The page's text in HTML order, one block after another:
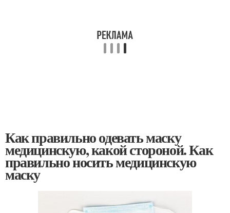
Как правильно одевать маску
медицинскую, какой стороной. Как
правильно носить медицинскую
маску